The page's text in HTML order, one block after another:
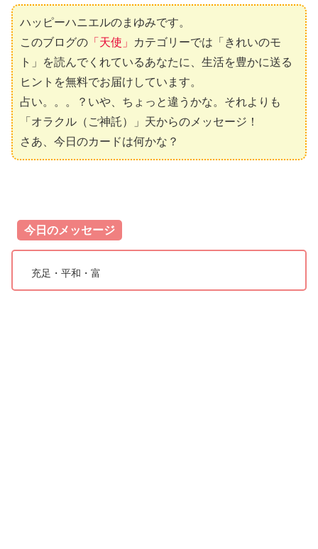
ハッピーハニエルのまゆみです。
このブログの 「天使」
カテゴリーでは「きれいのモ
ト」を読んでくれているあなたに、生活を豊かに送る
ヒントを無料でお届けしています。
占い。。。？いや、ちょっと違うかな。それよりも
「オラクル（ご神託）」天からのメッセージ！
さあ、今日のカードは何かな？
今日のメッセージ
充足・平和・富